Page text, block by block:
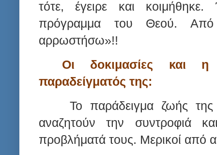
τότε, έγειρε και
πρόγραμμα του Θεού.
αρρωστήσω»!!
Οι δοκιμασίες και η
παραδείγματός της:
Το παράδειγμα ζωής
αναζητούν την συντροφιά
προβλήματά τους. Μερικοί από